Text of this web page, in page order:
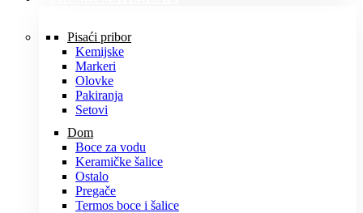
Pisaći pribor
Kemijske
Markeri
Olovke
Pakiranja
Setovi
Dom
Boce za vodu
Keramičke šalice
Ostalo
Pregače
Termos boce i šalice